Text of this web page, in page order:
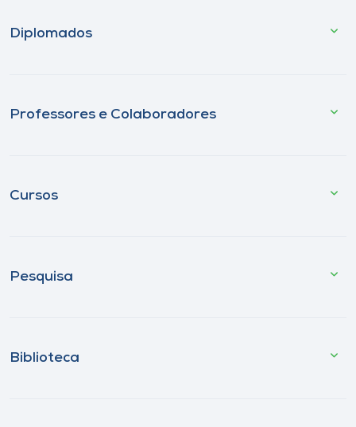
Diplomados
Professores e Colaboradores
Cursos
Pesquisa
Biblioteca